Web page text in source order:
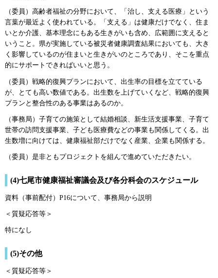
（委員）高齢者福祉の分野において、「治し、支える医療」という
言葉が最近よく使われている。「支える」は健康だけでなく、住ま
いとか介護、基本理念にもある生きがいも含め、広範囲に支えると
いうこと。県が実施している被災者健康調査結果においても、大き
く影響しているのが住まいと生きがいのところであり、そこを重点
的にサポートできればいいと思う。
（委員）戦略的復興プランにおいて、出生率の目標を立てている
が、とても高い数値である。出生数を上げていくなど、戦略的復興
プランと整合性のある事業はあるのか。
（事務局）子育ての施策として結婚相談、新生活支援事業、子育て
世帯の訪問支援事業、子ども医療費などの事業も関係してくる。出
生数増に向けては、健康福祉部だけでなく産業、企業も関係する。
（委員）是非ともプロジェクトを組んで進めていただきたい。
(4)七尾市健康福祉審議会及び各分科会のスケジュール
資料（事前配付）P16について、事務局から説明
＜質疑応答等＞
特になし
(5)その他
＜質疑応答等＞